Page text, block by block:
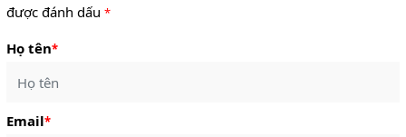
được đánh dấu *
Họ tên*
Email*